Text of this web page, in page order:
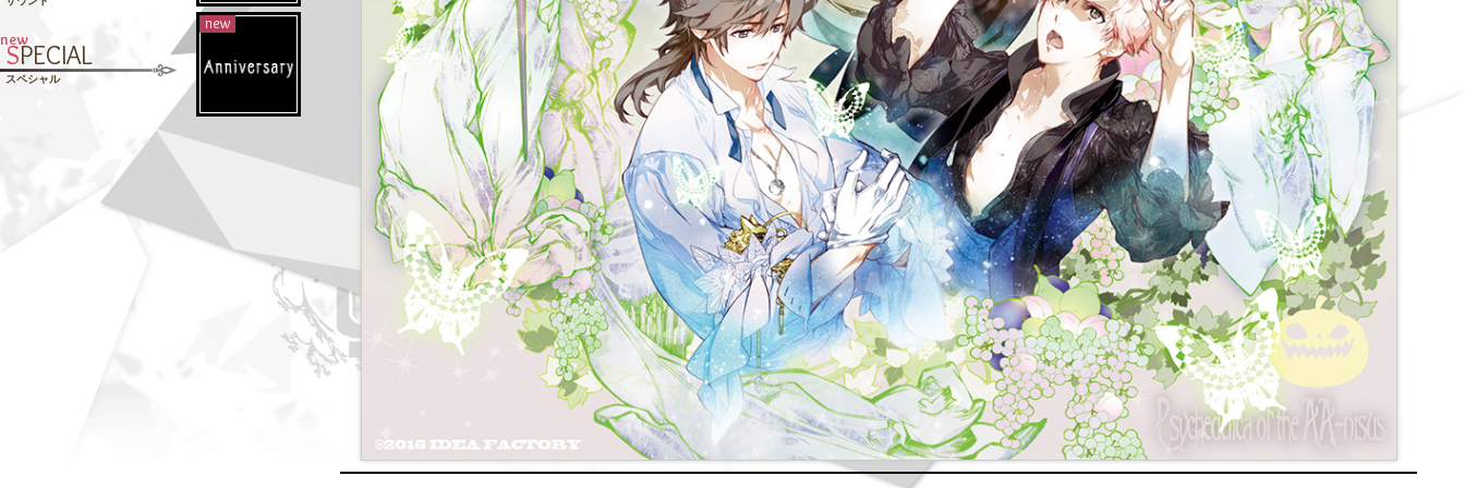
SPECIAL
スペシャル
new
new